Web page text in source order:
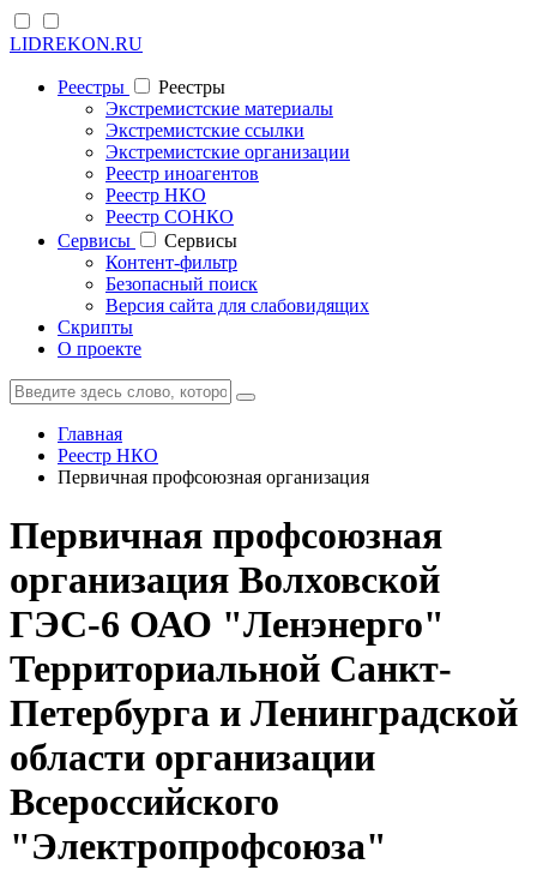
LIDREKON.RU
Реестры
Реестры
Экстремистские материалы
Экстремистские ссылки
Экстремистские организации
Реестр иноагентов
Реестр НКО
Реестр СОНКО
Cервисы
Cервисы
Контент-фильтр
Безопасный поиск
Версия сайта для слабовидящих
Скрипты
О проекте
Главная
Реестр НКО
Первичная профсоюзная организация
Первичная профсоюзная
организация Волховской
ГЭС-6 ОАО "Ленэнерго"
Территориальной Санкт-
Петербурга и Ленинградской
области организации
Всероссийского
"Электропрофсоюза"